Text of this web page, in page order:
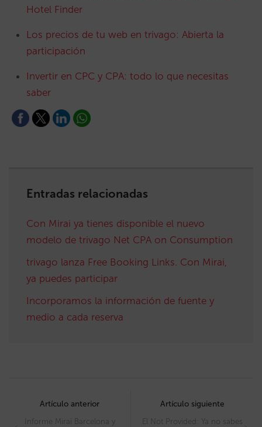
Hotel Finder
Los precios de tu web en trivago: Abierta la
participación
Invertir en CPC y CPA: todo lo que necesitas
saber
Entradas relacionadas
Con Mirai ya tienes disponible el nuevo
modelo de trivago Net CPA on Consumption
trivago lanza Free Booking Links. Con Mirai,
ya puedes participar
Incorporamos la información de fuente y
medio a cada reserva
navigation
Artículo anterior
Informe Mirai Barcelona y
Artículo siguiente
El Not Provided: Ya no sabes